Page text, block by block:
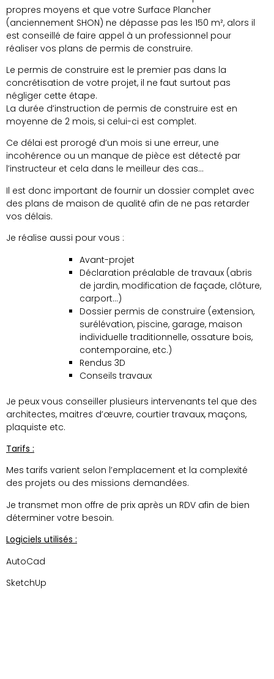
propres moyens et que votre Surface Plancher
(anciennement SHON) ne dépasse pas les 150 m², alors il
est conseillé de faire appel à un professionnel pour
réaliser vos plans de permis de construire.
Le permis de construire est le premier pas dans la
concrétisation de votre projet, il ne faut surtout pas
négliger cette étape.
La durée d’instruction de permis de construire est en
moyenne de 2 mois, si celui-ci est complet.
Ce délai est prorogé d’un mois si une erreur, une
incohérence ou un manque de pièce est détecté par
l’instructeur et cela dans le meilleur des cas…
Il est donc important de fournir un dossier complet avec
des plans de maison de qualité afin de ne pas retarder
vos délais.
Je réalise aussi pour vous :
Avant-projet
Déclaration préalable de travaux (abris
de jardin, modification de façade, clôture,
carport…)
Dossier permis de construire (extension,
surélévation, piscine, garage, maison
individuelle traditionnelle, ossature bois,
contemporaine, etc.)
Rendus 3D
Conseils travaux
Je peux vous conseiller plusieurs intervenants tel que des
architectes, maitres d’œuvre, courtier travaux, maçons,
plaquiste etc.
Tarifs :
Mes tarifs varient selon l’emplacement et la complexité
des projets ou des missions demandées.
Je transmet mon offre de prix après un RDV afin de bien
déterminer votre besoin.
Logiciels utilisés :
AutoCad
SketchUp